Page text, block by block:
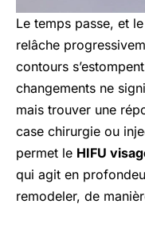
Le temps passe, et
relâche
contours
changements ne
mais trouver une
case chirurgie ou
permet le HIFU
qui agit en
remodeler, de